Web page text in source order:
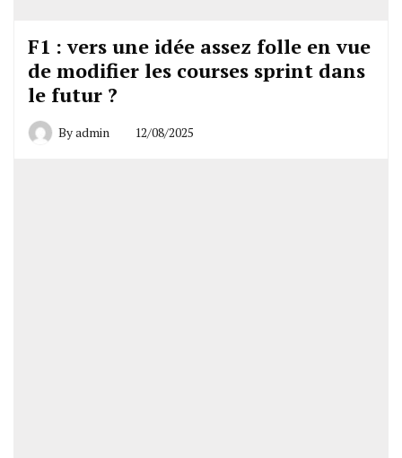
F1 : vers une idée assez folle en vue
de modifier les courses sprint dans
le futur ?
Byadmin 12/08/2025